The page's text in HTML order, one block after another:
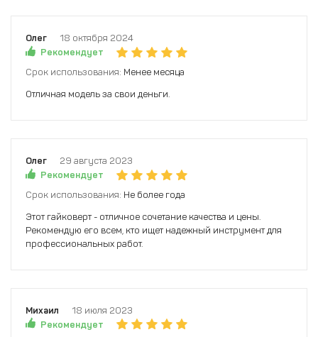
Олег
18 октября 2024
Рекомендует
Срок использования: Менее месяца
Отличная модель за свои деньги.
Олег
29 августа 2023
Рекомендует
Срок использования: Не более года
Этот гайковерт - отличное сочетание качества и цены.
Рекомендую его всем, кто ищет надежный инструмент для
профессиональных работ.
Михаил
18 июля 2023
Рекомендует